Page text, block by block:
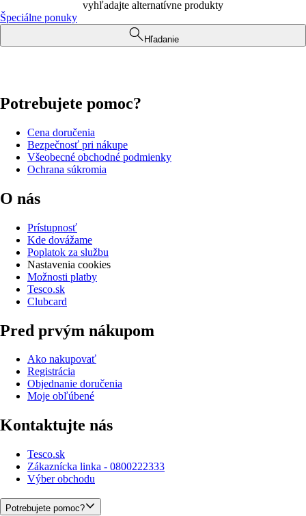
vyhľadajte alternatívne produkty
Špeciálne ponuky
Hľadanie
Potrebujete pomoc?
Cena doručenia
Bezpečnosť pri nákupe
Všeobecné obchodné podmienky
Ochrana súkromia
O nás
Prístupnosť
Kde dovážame
Poplatok za službu
Nastavenia cookies
Možnosti platby
Tesco.sk
Clubcard
Pred prvým nákupom
Ako nakupovať
Registrácia
Objednanie doručenia
Moje obľúbené
Kontaktujte nás
Tesco.sk
Zákaznícka linka - 0800222333
Výber obchodu
Potrebujete pomoc?